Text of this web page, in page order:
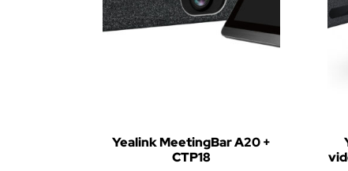
Yealink MeetingBar A20 +
CTP18